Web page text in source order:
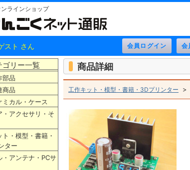
ラインショップ
スト さん
ゴリー一覧
部品
商品
ミカル・ケース
・アクセサリ・そ
ト・模型・書籍・
ター
・アンテナ・PCサ
商品詳細
工作キット・模型・書籍・3Dプリンター >